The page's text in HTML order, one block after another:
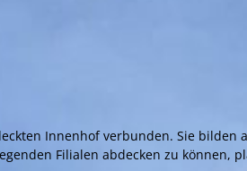
Innenhof verbunden. Sie
Filialen abdecken zu können,